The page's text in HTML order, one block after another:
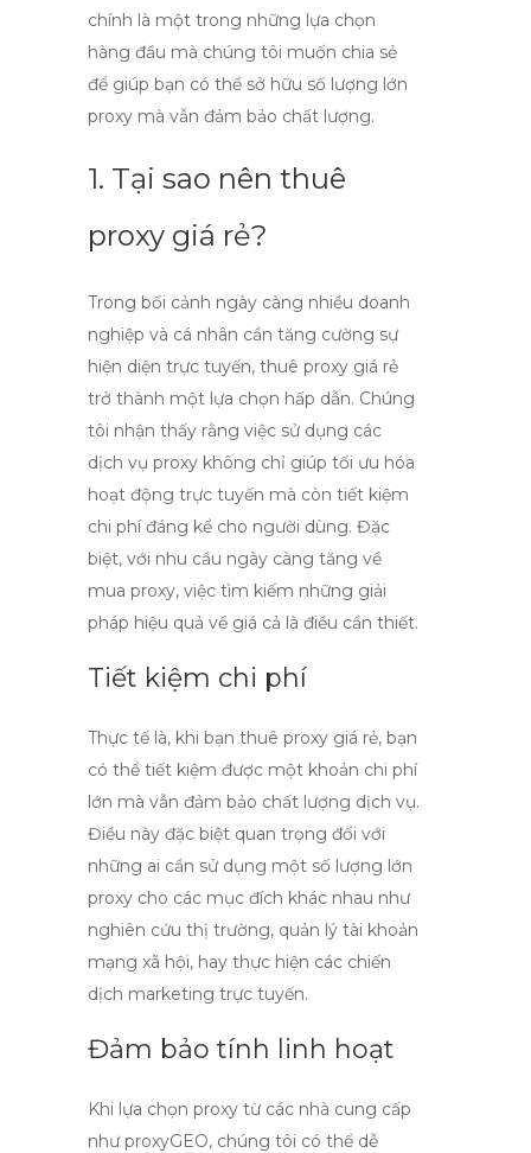
chính là một trong những lựa chọn
hàng đầu mà chúng tôi muốn chia sẻ
để giúp bạn có thể sở hữu số lượng lớn
proxy mà vẫn đảm bảo chất lượng.
1. Tại sao nên thuê
proxy giá rẻ?
Trong bối cảnh ngày càng nhiều doanh
nghiệp và cá nhân cần tăng cường sự
hiện diện trực tuyến, thuê proxy giá rẻ
trở thành một lựa chọn hấp dẫn. Chúng
tôi nhận thấy rằng việc sử dụng các
dịch vụ proxy không chỉ giúp tối ưu hóa
hoạt động trực tuyến mà còn tiết kiệm
chi phí đáng kể cho người dùng. Đặc
biệt, với nhu cầu ngày càng tăng về
mua proxy, việc tìm kiếm những giải
pháp hiệu quả về giá cả là điều cần thiết.
Tiết kiệm chi phí
Thực tế là, khi bạn thuê proxy giá rẻ, bạn
có thể tiết kiệm được một khoản chi phí
lớn mà vẫn đảm bảo chất lượng dịch vụ.
Điều này đặc biệt quan trọng đối với
những ai cần sử dụng một số lượng lớn
proxy cho các mục đích khác nhau như
nghiên cứu thị trường, quản lý tài khoản
mạng xã hội, hay thực hiện các chiến
dịch marketing trực tuyến.
Đảm bảo tính linh hoạt
Khi lựa chọn proxy từ các nhà cung cấp
như proxyGEO, chúng tôi có thể dễ